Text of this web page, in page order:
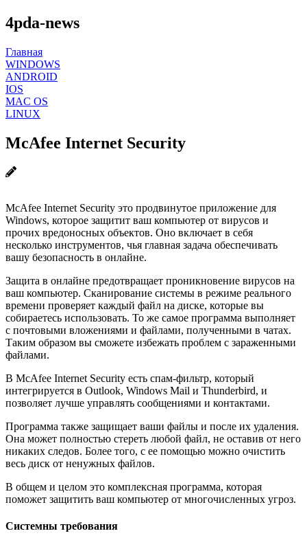
4pda-news
Главная
WINDOWS
ANDROID
IOS
MAC OS
LINUX
McAfee Internet Security
McAfee Internet Security это продвинутое приложение для
Windows, которое защитит ваш компьютер от вирусов и
прочих вредоносных объектов. Оно включает в себя
несколько инструментов, чья главная задача обеспечивать
вашу безопасность в онлайне.
Защита в онлайне предотвращает проникновение вирусов на
ваш компьютер. Сканирование системы в режиме реального
времени проверяет каждый файл на диске, которые вы
собираетесь использовать. То же самое программа выполняет
с почтовыми вложениями и файлами, полученными в чатах.
Таким образом вы сможете избежать проблем с зараженными
файлами.
В McAfee Internet Security есть спам-фильтр, который
интегрируется в Outlook, Windows Mail и Thunderbird, и
позволяет лучше управлять сообщениями и контактами.
Программа также защищает ваши файлы и после их удаления.
Она может полностью стереть любой файл, не оставив от него
никаких следов. Более того, с ее помощью можно очистить
весь диск от ненужных файлов.
В общем и целом это комплексная программа, которая
поможет защитить ваш компьютер от многочисленных угроз.
Системны требования